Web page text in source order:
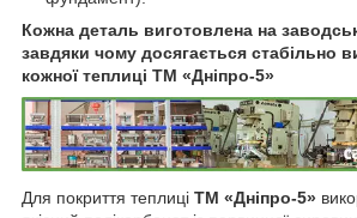
Кожна деталь виготовлена на
завдяки чому досягається стабільно
кожної теплиці ТМ «Дніпро-5»
Для покриття теплиці ТМ «Дніпро-5»